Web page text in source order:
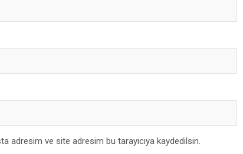
adresim ve site adresim bu tarayıcıya kaydedilsin.